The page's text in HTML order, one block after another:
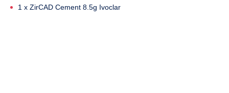
1 x ZirCAD Cement 8.5g Ivoclar